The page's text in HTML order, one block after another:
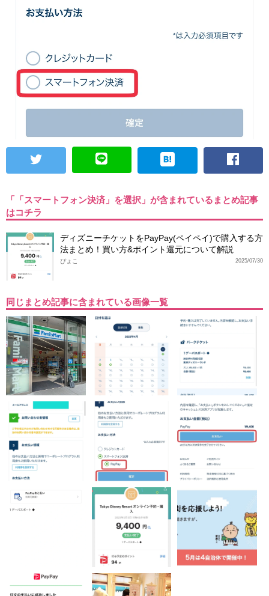
「「スマートフォン決済」を選択」が含まれているまとめ記事
はコチラ
ディズニーチケットをPayPay(ペイペイ)で購入する方
法まとめ！買い方&ポイント還元について解説
2025/07/30
ぴょこ
同じまとめ記事に含まれている画像一覧